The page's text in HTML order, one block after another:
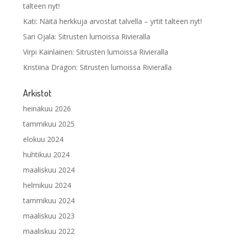
talteen nyt!
Kati: Näitä herkkuja arvostat talvella – yrtit talteen nyt!
Sari Ojala: Sitrusten lumoissa Rivieralla
Virpi Kainlainen: Sitrusten lumoissa Rivieralla
Kristiina Dragon: Sitrusten lumoissa Rivieralla
Arkistot
heinäkuu 2026
tammikuu 2025
elokuu 2024
huhtikuu 2024
maaliskuu 2024
helmikuu 2024
tammikuu 2024
maaliskuu 2023
maaliskuu 2022